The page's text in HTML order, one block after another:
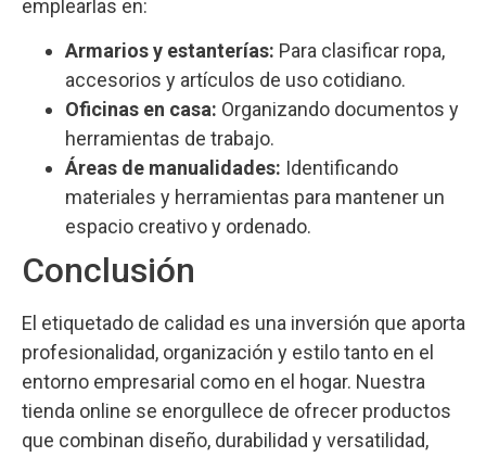
emplearlas en:
Armarios y estanterías: Para clasificar ropa,
accesorios y artículos de uso cotidiano.
Oficinas en casa: Organizando documentos y
herramientas de trabajo.
Áreas de manualidades: Identificando
materiales y herramientas para mantener un
espacio creativo y ordenado.
Conclusión
El etiquetado de calidad es una inversión que aporta
profesionalidad, organización y estilo tanto en el
entorno empresarial como en el hogar. Nuestra
tienda online se enorgullece de ofrecer productos
que combinan diseño, durabilidad y versatilidad,